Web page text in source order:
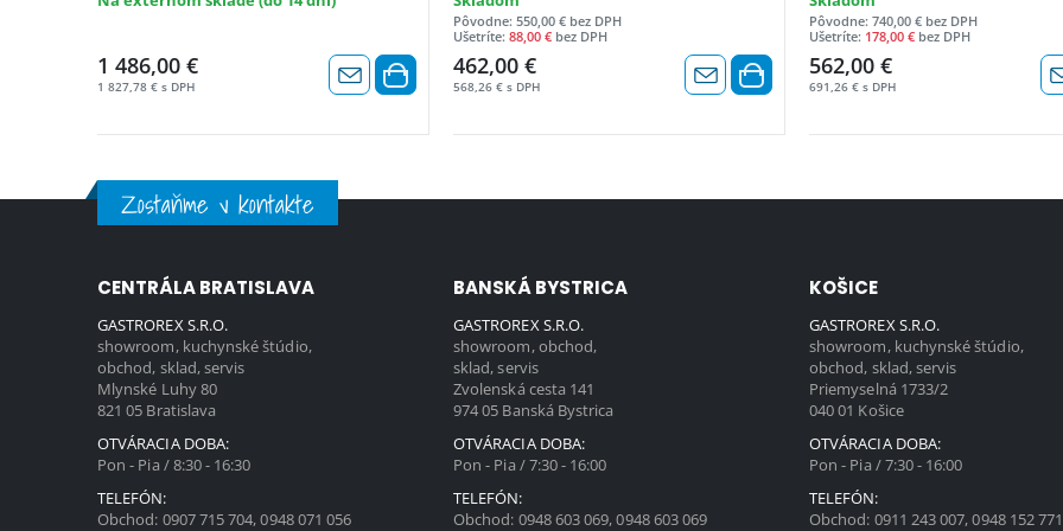
1 486,00 €
1 827,78 € s DPH
Pôvodne: 550,00 € bez DPH
Ušetríte: 88,00 € bez DPH
462,00 €
568,26 € s DPH
Pôvodne: 740,00 € bez DPH
Ušetríte: 178,00 € bez DPH
562,00 €
691,26 € s DPH
Zostaňme v kontakte
CENTRÁLA BRATISLAVA
GASTROREX S.R.O.
showroom, kuchynské štúdio,
obchod, sklad, servis
Mlynské Luhy 80
821 05 Bratislava
OTVÁRACIA DOBA:
Pon - Pia / 8:30 - 16:30
TELEFÓN:
Obchod: 0907 715 704,0948 071 056
BANSKÁ BYSTRICA
GASTROREX S.R.O.
showroom, obchod,
sklad, servis
Zvolenská cesta 141
974 05 Banská Bystrica
OTVÁRACIA DOBA:
Pon - Pia / 7:30 - 16:00
TELEFÓN:
Obchod: 0948 603 069,0948 603 069
KOŠICE
GASTROREX S.R.O.
showroom, kuchynské štúdio,
obchod, sklad, servis
Priemyselná 1733/2
040 01 Košice
OTVÁRACIA DOBA:
Pon - Pia / 7:30 - 16:00
TELEFÓN:
Obchod: 0911 243 007,0948 152 771